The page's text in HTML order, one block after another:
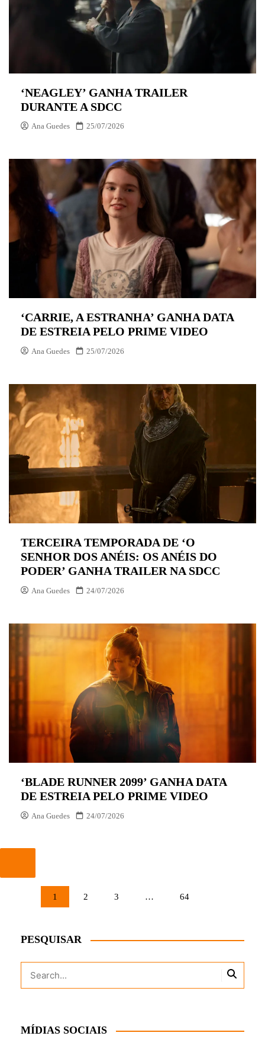
‘NEAGLEY’ GANHA TRAILER
DURANTE A SDCC
Ana Guedes 25/07/2026
‘CARRIE, A ESTRANHA’ GANHA DATA
DE ESTREIA PELO PRIME VIDEO
Ana Guedes 25/07/2026
TERCEIRA TEMPORADA DE ‘O
SENHOR DOS ANÉIS: OS ANÉIS DO
PODER’ GANHA TRAILER NA SDCC
Ana Guedes 24/07/2026
‘BLADE RUNNER 2099’ GANHA DATA
DE ESTREIA PELO PRIME VIDEO
Ana Guedes 24/07/2026
PAGINAÇÃO
1 2 3 … 64
PESQUISAR
MÍDIAS SOCIAIS